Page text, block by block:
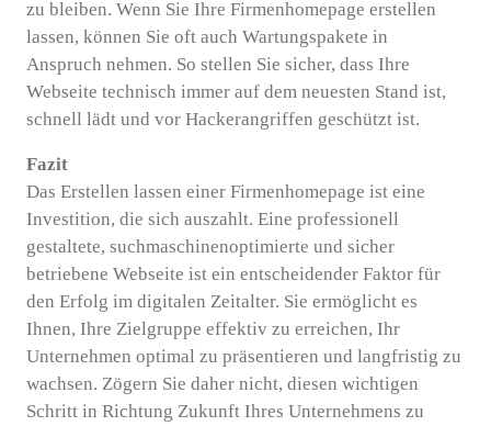
zu bleiben. Wenn Sie Ihre Firmenhomepage erstellen
lassen, können Sie oft auch Wartungspakete in
Anspruch nehmen. So stellen Sie sicher, dass Ihre
Webseite technisch immer auf dem neuesten Stand ist,
schnell lädt und vor Hackerangriffen geschützt ist.
Fazit
Das Erstellen lassen einer Firmenhomepage ist eine
Investition, die sich auszahlt. Eine professionell
gestaltete, suchmaschinenoptimierte und sicher
betriebene Webseite ist ein entscheidender Faktor für
den Erfolg im digitalen Zeitalter. Sie ermöglicht es
Ihnen, Ihre Zielgruppe effektiv zu erreichen, Ihr
Unternehmen optimal zu präsentieren und langfristig zu
wachsen. Zögern Sie daher nicht, diesen wichtigen
Schritt in Richtung Zukunft Ihres Unternehmens zu